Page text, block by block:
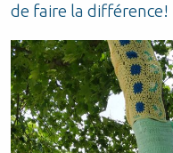
de faire la différence!